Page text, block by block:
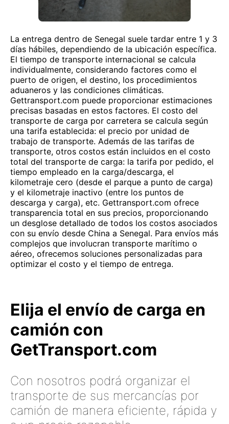
La entrega dentro de Senegal suele tardar entre 1 y 3
días hábiles, dependiendo de la ubicación específica.
El tiempo de transporte internacional se calcula
individualmente, considerando factores como el
puerto de origen, el destino, los procedimientos
aduaneros y las condiciones climáticas.
Gettransport.com puede proporcionar estimaciones
precisas basadas en estos factores. El costo del
transporte de carga por carretera se calcula según
una tarifa establecida: el precio por unidad de
trabajo de transporte. Además de las tarifas de
transporte, otros costos están incluidos en el costo
total del transporte de carga: la tarifa por pedido, el
tiempo empleado en la carga/descarga, el
kilometraje cero (desde el parque a punto de carga)
y el kilometraje inactivo (entre los puntos de
descarga y carga), etc. Gettransport.com ofrece
transparencia total en sus precios, proporcionando
un desglose detallado de todos los costos asociados
con su envío desde China a Senegal. Para envíos más
complejos que involucran transporte marítimo o
aéreo, ofrecemos soluciones personalizadas para
optimizar el costo y el tiempo de entrega.
Elija el envío de carga en
camión con
GetTransport.com
Con nosotros podrá organizar el
transporte de sus mercancías por
camión de manera eficiente, rápida y